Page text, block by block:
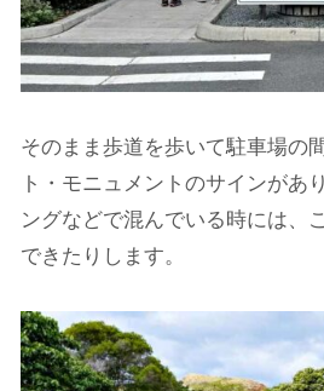
そのまま歩道を歩いて駐車場の
ト・モニュメントのサインがあ
ングなどで混んでいる時には、
できたりします。